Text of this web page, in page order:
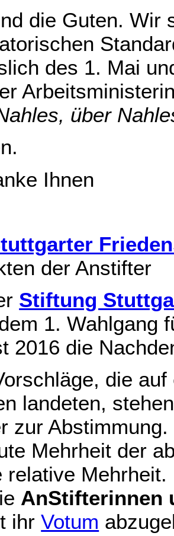
die Guten. Wir
des 1. Mai
über
Ihnen
der Anstifter
Stiftung
1. Wahlgang
2016 die
die
landeten,
zur
Mehrheit der
relative
AnStifterinnen
ihrVotum